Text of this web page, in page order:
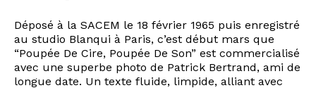
Déposé à la SACEM le 18 février 1965 puis enregistré
au studio Blanqui à Paris, c’est début mars que
“Poupée De Cire, Poupée De Son” est commercialisé
avec une superbe photo de Patrick Bertrand, ami de
longue date. Un texte fluide, limpide, alliant avec